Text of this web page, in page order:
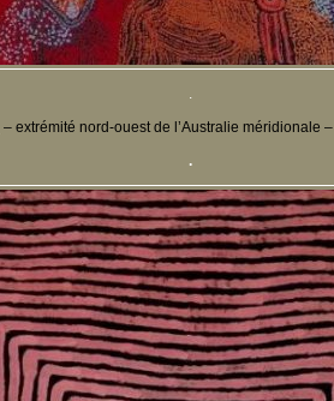
.
– extrémité nord-ouest de l’Australie méridionale –
.